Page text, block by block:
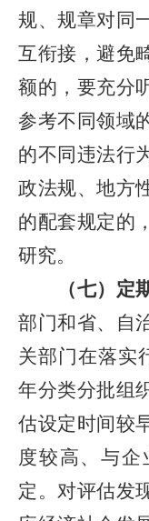
规、规章对同
互衔接，避免
额的，要充分
参考不同领域
的不同违法行
政法规、地方
的配套规定的
研究。
（七）定
部门和省、自
关部门在落实
年分类分批组
估设定时间较
度较高、与
定。对评估发